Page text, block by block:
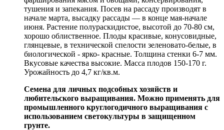
тушения и запекания. Посев на рассаду производят в
начале марта, высадку рассады — в конце мая-начале
июня. Растение полураскидистое, высотой до 70-80 см,
хорошо облиственное. Плоды красивые, конусовидные,
глянцевые, в технической спелости зеленовато-белые, в
биологической - ярко- красные. Толщина стенки 6-7 мм.
Вкусовые качества высокие. Масса плодов 150-170 г.
Урожайность до 4,7 кг/кв.м.
Семена для личных подсобных хозяйств и
любительского выращивания. Можно применять для
промышленного круглогодичного выращивания с
использованием светокультуры в защищенном
грунте.